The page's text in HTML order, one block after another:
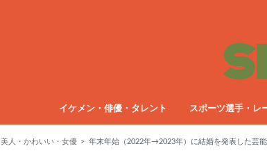
イケメン・俳優・タレント スポーツ選手・レ
美人・かわいい・女優 年末年始（2022年→2023年）に結婚を発表した芸能